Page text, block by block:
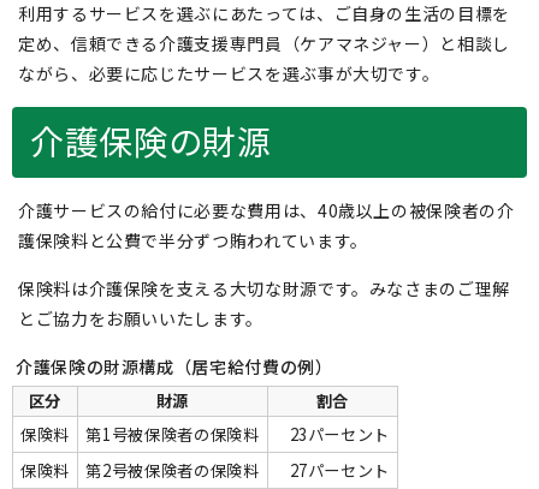
利用するサービスを選ぶにあたっては、ご自身の生活の目標を
定め、信頼できる介護支援専門員（ケアマネジャー）と相談し
ながら、必要に応じたサービスを選ぶ事が大切です。
介護保険の財源
介護サービスの給付に必要な費用は、40歳以上の被保険者の介
護保険料と公費で半分ずつ賄われています。
保険料は介護保険を支える大切な財源です。みなさまのご理解
とご協力をお願いいたします。
介護保険の財源構成（居宅給付費の例）
区分 財源
割合
保険料
第1号被保険者の保険料
23パーセント
保険料
第2号被保険者の保険料
27パーセント